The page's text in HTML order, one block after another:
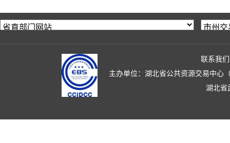
联系我们
主办单位：湖北省公共资源交易中心
湖北省